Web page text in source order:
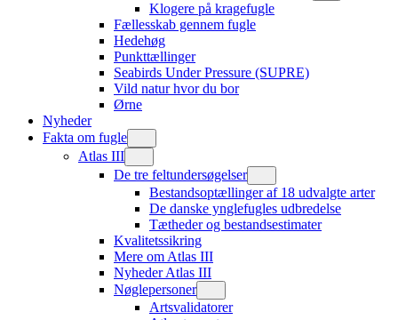
Klogere på kragefugle
Fællesskab gennem fugle
Hedehøg
Punkttællinger
Seabirds Under Pressure (SUPRE)
Vild natur hvor du bor
Ørne
Nyheder
Fakta om fugle
Atlas III
De tre feltundersøgelser
Bestandsoptællinger af 18 udvalgte arter
De danske ynglefugles udbredelse
Tætheder og bestandsestimater
Kvalitetssikring
Mere om Atlas III
Nyheder Atlas III
Nøglepersoner
Artsvalidatorer